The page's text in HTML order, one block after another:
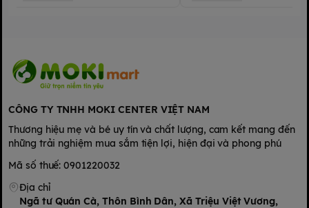
Xuất xứ:
Sản phẩm quà tặng của thương hiệu Monte
CÔNG TY TNHH MOKI CENTER VIỆT NAM
Thương hiệu mẹ và bé uy tín và chất lượng, cam kết mang đến
những trải nghiệm mua sắm tiện lợi, hiện đại và phong phú
Mã số thuế: 0901220032
Địa chỉ
Ngã tư Quán Cà, Thôn Bình Dân, Xã Triệu Việt Vương,